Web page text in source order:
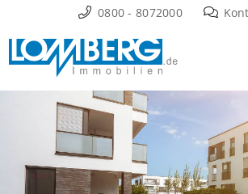
Inhalt
springen
0800 - 8072000